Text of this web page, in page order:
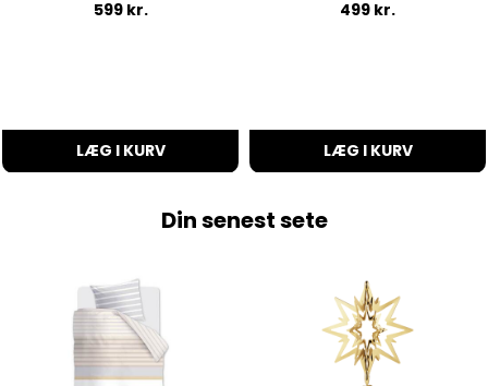
599 kr.
LÆG I KURV
499 kr.
LÆG I KURV
Din senest sete